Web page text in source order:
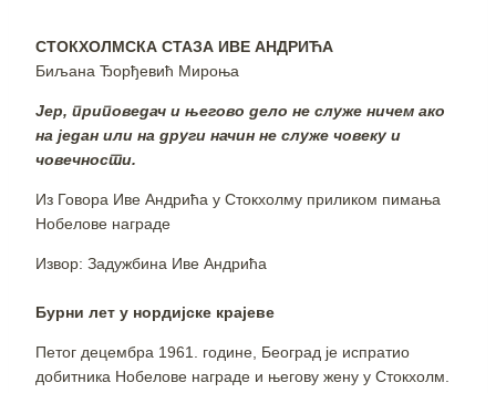
СТОКХОЛМСКА СТАЗА ИВЕ АНДРИЋА
Биљана Ђорђевић Мироња
Јер, приповедач и његово дело не служе ничем ако
на један или на други начин не служе човеку и
човечности.
Из Говора Иве Андрића у Стокхолму приликом пимања
Нобелове награде
Извор: Задужбина Иве Андрића
Бурни лет у нордијске крајеве
Петог децембра 1961. године, Београд је испратио
добитника Нобелове награде и његову жену у Стокхолм.